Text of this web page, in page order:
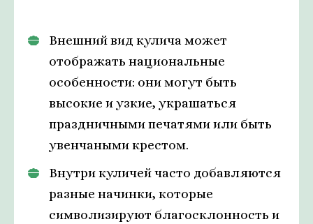
Внешний вид кулича может
отображать национальные
особенности: они могут быть
высокие и узкие, украшаться
праздничными печатями или быть
увенчаными крестом.
Внутри куличей часто добавляются
разные начинки, которые
символизируют благосклонность и